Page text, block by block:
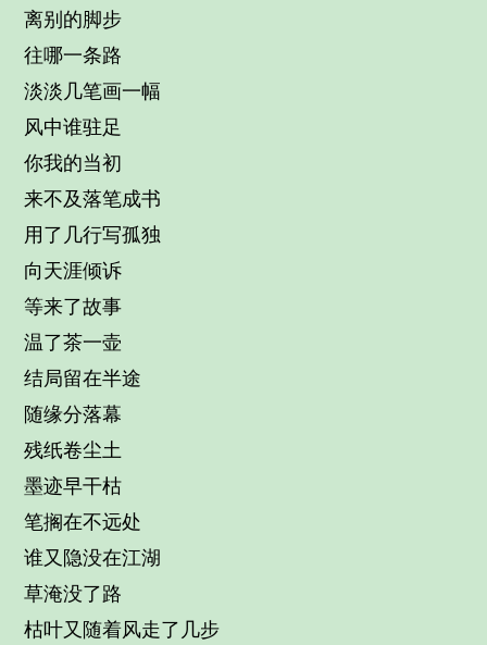
离别的脚步
往哪一条路
淡淡几笔画一幅
风中谁驻足
你我的当初
来不及落笔成书
用了几行写孤独
向天涯倾诉
等来了故事
温了茶一壶
结局留在半途
随缘分落幕
残纸卷尘土
墨迹早干枯
笔搁在不远处
谁又隐没在江湖
草淹没了路
枯叶又随着风走了几步